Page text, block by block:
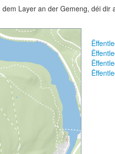
Layer an der Gemeng, déi